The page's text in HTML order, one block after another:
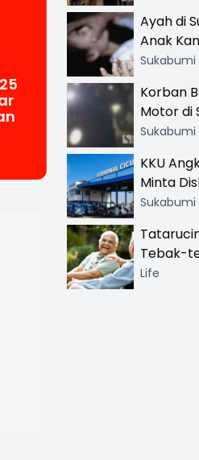
Khusus
Ayah di
Anak
Hingga
Sukabumi
Korban
Motor di
dan Sopir
Sukabumi
KKU
Minta
Narik
Sukabumi
Tebak-
Sunda
Life